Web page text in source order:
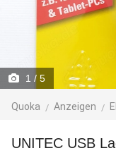
1 / 5
Quoka Anzeigen
UNITEC USB Ladeadapter 2-fach für PKW,